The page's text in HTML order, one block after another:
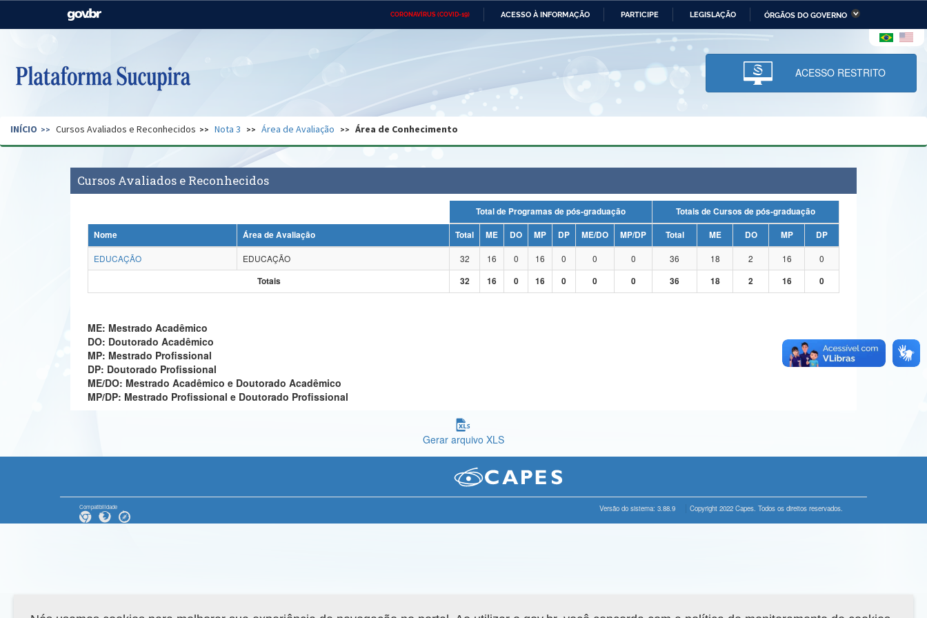
CORONAVÍRUS (COVID-19) ACESSO À INFORMAÇÃO PARTICIPE LEGISLAÇÃO ÓRGÃOS DO GOVERNO
Casa Civil Ministério das Relações Ministério da Economia Ministério da Infraestrutura
Pecuária e Abastecimento
Ministério da Ciência,
Tecnologia, Inovações e
Comunicações
Ministério do Desenvolvimento
Regional e dos Direitos Humanos
Secretaria de Governo Gabinete de Segurança Advocacia-Geral da União Banco Central do Brasil Planalto
ACESSO RESTRITO
INÍCIO Cursos Avaliados e Reconhecidos Nota 3 Área de Avaliação Área de Conhecimento
Cursos Avaliados e Reconhecidos
Total de Programas de pós-graduação
Totais de Cursos de pós-graduação
Nome
Área de Avaliação Total ME DO MP DP ME/DO MP/DP Total ME DO MP
DP
EDUCAÇÃO
EDUCAÇÃO 32 16 0 16 0 0 0 36 18 2 16
0
Totais
32 16 0 16 0 0 0 36 18 2 16 0
ME: Mestrado Acadêmico
DO: Doutorado Acadêmico
MP: Mestrado Profissional
DP: Doutorado Profissional
ME/DO: Mestrado Acadêmico e Doutorado Acadêmico
MP/DP: Mestrado Profissional e Doutorado Profissional
Gerar arquivo XLS
Compatibilidade Versão do sistema: 3.88.9 Copyright 2022 Capes. Todos os direitos reservados.